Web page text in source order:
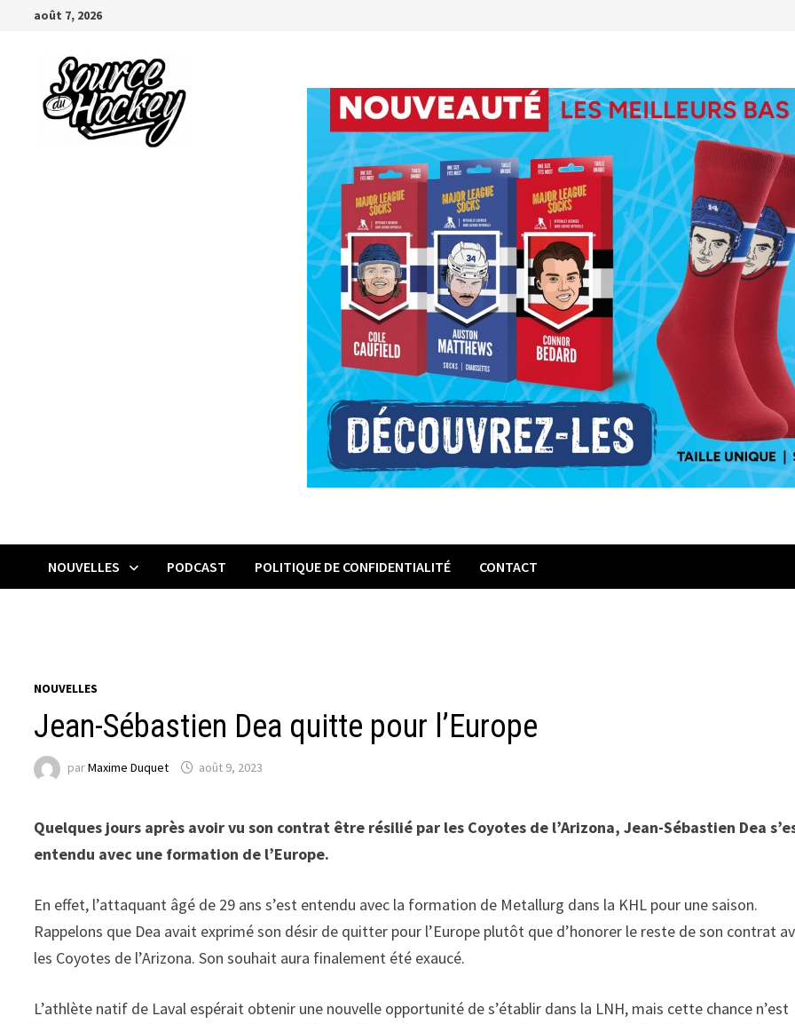
Passeraoût 7, 2026
NOUVELLES PODCAST POLITIQUE DE CONFIDENTIALITÉ CONTACT
NOUVELLES
Jean-Sébastien Dea quitte pour l’Europe
parMaxime Duquet août 9, 2023
Quelques jours après avoir vu son contrat être résilié par les Coyotes de l’Arizona, Jean-Sébastien Dea
entendu avec une formation de l’Europe.
En effet, l’attaquant âgé de 29 ans s’est entendu avec la formation de Metallurg dans la KHL pour une saison.
Rappelons que Dea avait exprimé son désir de quitter pour l’Europe plutôt que d’honorer le reste de son contrat
les Coyotes de l’Arizona. Son souhait aura finalement été exaucé.
L’athlète natif de Laval espérait obtenir une nouvelle opportunité de s’établir dans la LNH, mais cette chance n’est